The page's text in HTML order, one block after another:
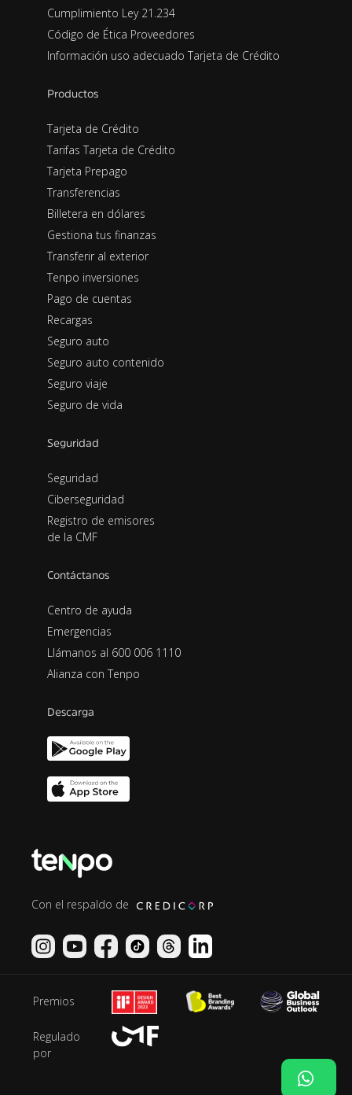
Cumplimiento Ley 21.234
Código de Ética Proveedores
Información uso adecuado Tarjeta de Crédito
Productos
Tarjeta de Crédito
Tarifas Tarjeta de Crédito
Tarjeta Prepago
Transferencias
Billetera en dólares
Gestiona tus finanzas
Transferir al exterior
Tenpo inversiones
Pago de cuentas
Recargas
Seguro auto
Seguro auto contenido
Seguro viaje
Seguro de vida
Seguridad
Seguridad
Ciberseguridad
Registro de emisores
de la CMF
Contáctanos
Centro de ayuda
Emergencias
Llámanos al 600 006 1110
Alianza con Tenpo
Descarga
Con el respaldo de
Premios
Regulado
por